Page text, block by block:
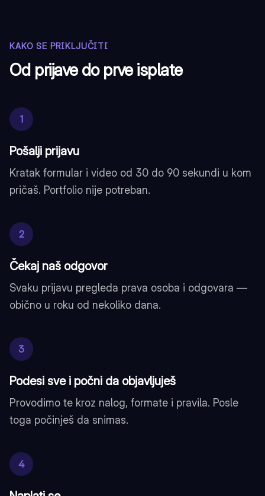
KAKO SE PRIKLJUČITI
Od prijave do prve isplate
1
Pošalji prijavu
Kratak formular i video od 30 do 90 sekundi u kom
pričaš. Portfolio nije potreban.
2
Čekaj naš odgovor
Svaku prijavu pregleda prava osoba i odgovara —
obično u roku od nekoliko dana.
3
Podesi sve i počni da objavljuješ
Provodimo te kroz nalog, formate i pravila. Posle
toga počinješ da snimas.
4